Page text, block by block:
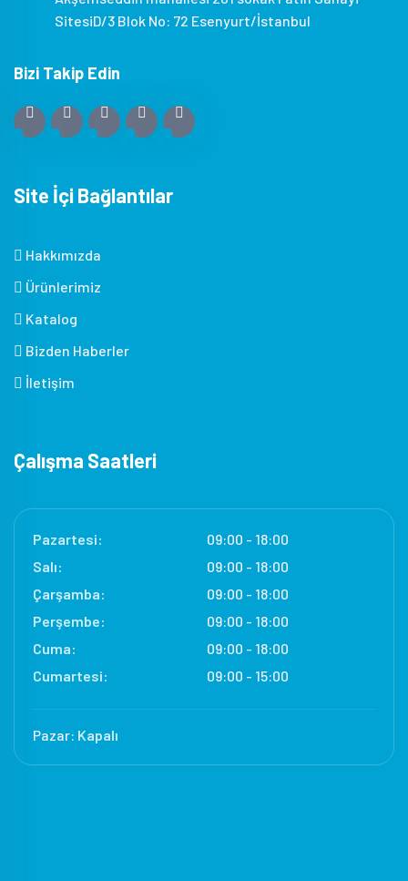
SitesiD/3 Blok No: 72 Esenyurt/İstanbul
Bizi Takip Edin
Site İçi Bağlantılar
Hakkımızda
Ürünlerimiz
Katalog
Bizden Haberler
İletişim
Çalışma Saatleri
Pazartesi:
09:00 - 18:00
Salı:
09:00 - 18:00
Çarşamba:
09:00 - 18:00
Perşembe:
09:00 - 18:00
Cuma:
09:00 - 18:00
Cumartesi:
09:00 - 15:00
Pazar: Kapalı